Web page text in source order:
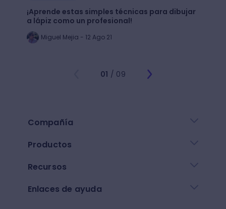
¡Aprende estas simples técnicas para dibujar
a lápiz como un profesional!
Miguel Mejia - 12 Ago 21
01 / 09
Compañía
Productos
Recursos
Enlaces de ayuda